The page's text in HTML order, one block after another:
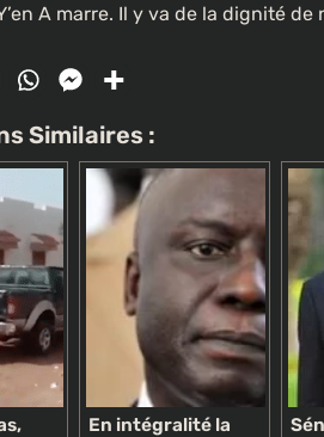
A marre. Il y va de la dignité de
Similaires :
En intégralité la